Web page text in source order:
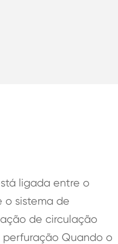
ligada entre o
sistema de
de circulação
Quando o